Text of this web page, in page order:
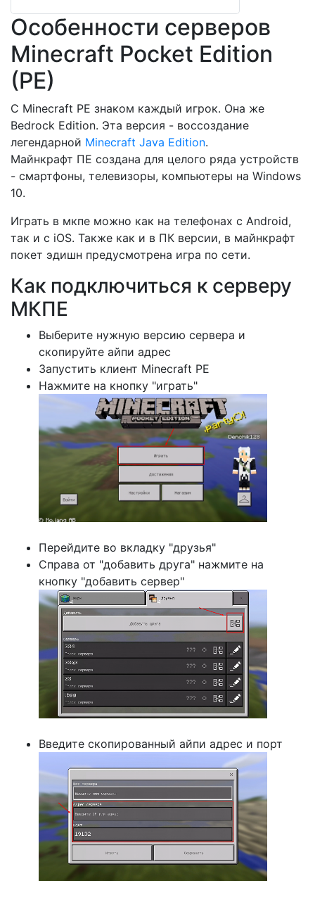
Особенности серверов
Minecraft Pocket Edition
(PE)
С Minecraft PE знаком каждый игрок. Она же
Bedrock Edition. Эта версия - воссоздание
легендарной Minecraft Java Edition.
Майнкрафт ПЕ создана для целого ряда устройств
- смартфоны, телевизоры, компьютеры на Windows
10.
Играть в мкпе можно как на телефонах с Android,
так и с iOS. Также как и в ПК версии, в майнкрафт
покет эдишн предусмотрена игра по сети.
Как подключиться к серверу
МКПЕ
Выберите нужную версию сервера и
скопируйте айпи адрес
Запустить клиент Minecraft PE
Нажмите на кнопку "играть"
Перейдите во вкладку "друзья"
Справа от "добавить друга" нажмите на
кнопку "добавить сервер"
Введите скопированный айпи адрес и порт